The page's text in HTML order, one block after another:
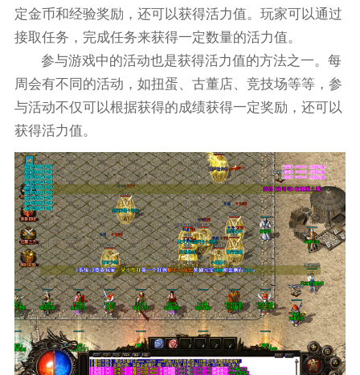
定金币和经验奖励，还可以获得活力值。玩家可以通过
接取任务，完成任务来获得一定数量的活力值。
参与游戏中的活动也是获得活力值的方法之一。每
周会有不同的活动，如扭蛋、古董店、竞技场等等，参
与活动不仅可以根据获得的成绩获得一定奖励，还可以
获得活力值。